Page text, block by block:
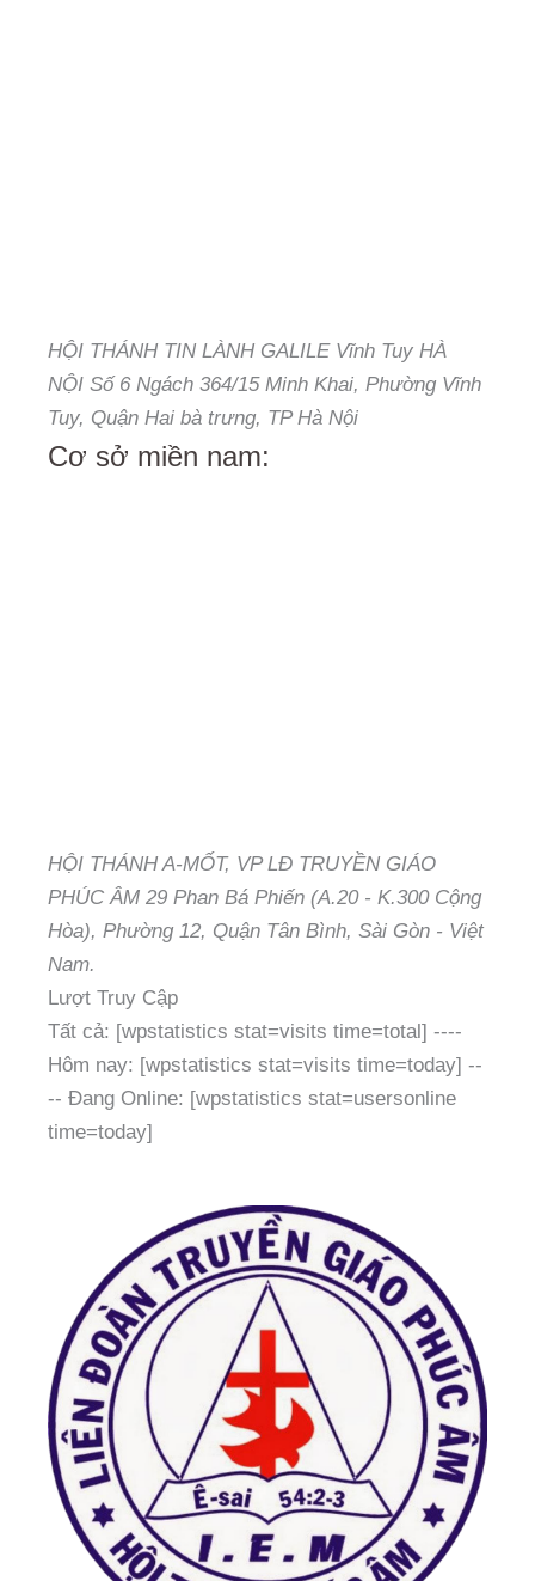
HỘI THÁNH TIN LÀNH GALILE Vĩnh Tuy HÀ
NỘI Số 6 Ngách 364/15 Minh Khai, Phường Vĩnh
Tuy, Quận Hai bà trưng, TP Hà Nội
Cơ sở miền nam:
HỘI THÁNH A-MỐT, VP LĐ TRUYỀN GIÁO
PHÚC ÂM 29 Phan Bá Phiến (A.20 - K.300 Cộng
Hòa), Phường 12, Quận Tân Bình, Sài Gòn - Việt
Nam.
Lượt Truy Cập
Tất cả: [wpstatistics stat=visits time=total] ----
Hôm nay: [wpstatistics stat=visits time=today] --
-- Đang Online: [wpstatistics stat=usersonline
time=today]